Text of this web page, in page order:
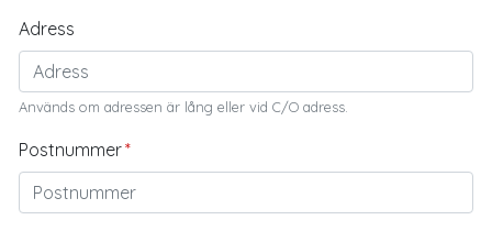
Adress
Används om adressen är lång eller vid C/O adress.
Postnummer